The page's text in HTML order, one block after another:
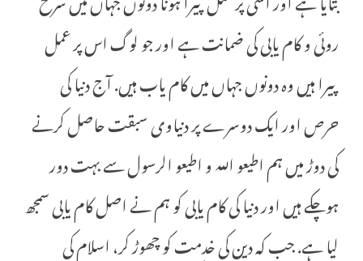
روئی و کام یابی کی ضمانت ہے اور جو لوگ اس پر عمل
پیرا ہیں وہ دونوں جہاں میں کام یاب ہیں. آج دنیا کی
حرص اور ایک دوسرے پر دنیاوی سبقت حاصل کرنے
کی دوڑ میں ہم اطیعو اللہ و اطیعو الرسول سے بہت دور
ہوچکے ہیں اور دنیا کی کام یابی کو ہم نے اصل کام یابی سمجھ
لیا ہے. جب کہ دین کی خدمت کو چھوڑ کر، اسلام کی